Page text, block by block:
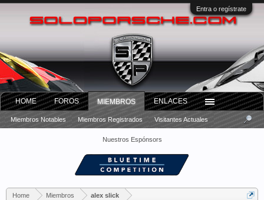
Entra o regístrate
Nuestros Espónsors
Home Miembros alex slick
HOME FOROS MIEMBROS
Miembros Notables Miembros Registrados Visitantes Actuales
ENLACES